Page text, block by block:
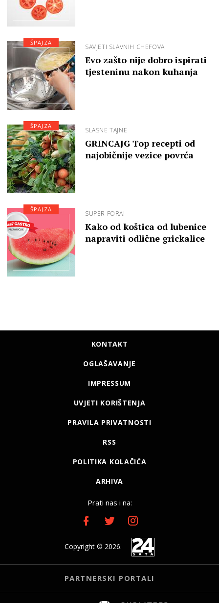
SAVJETI SLAVNIH CHEFOVA
Evo zašto nije dobro ispirati
tjesteninu nakon kuhanja
ŠPAJZA
SLASNE TAJNE
GRINCAJG Top recepti od
najobičnije vezice povrća
ŠPAJZA
SUPER FORA!
Kako od koštica od lubenice
napraviti odlične grickalice
ŠPAJZA
KONTAKT
OGLAŠAVANJE
IMPRESSUM
UVJETI KORIŠTENJA
PRAVILA PRIVATNOSTI
RSS
POLITIKA KOLAČIĆA
ARHIVA
Prati nas i na:
Copyright © 2026.
PARTNERSKI PORTALI